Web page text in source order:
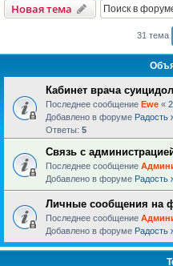
Новая тема
31 тема
Кабинет врача
Последнее сообщение Ewe «
Добавлено в форуме Радость
Ответы: 5
Связь с
Последнее сообщение
Добавлено в форуме Радость
Личные сообщения на
Последнее сообщение
Добавлено в форуме Радость